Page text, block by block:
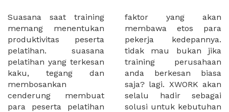
Suasana saat training
memang menentukan
produktivitas peserta
pelatihan. suasana
pelatihan yang terkesan
kaku, tegang dan
membosankan
cenderung membuat
para peserta pelatihan
faktor yang akan
membawa etos para
pekerja kedepannya.
tidak mau bukan jika
training perusahaan
anda berkesan biasa
saja? lagi. XWORK akan
selalu hadir sebagai
solusi untuk kebutuhan